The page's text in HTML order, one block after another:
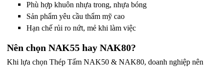
Phù hợp khuôn nhựa trong, nhựa bóng
Sản phẩm yêu cầu thẩm mỹ cao
Hạn chế rủi ro nứt, mẻ khi làm việc
Nên chọn NAK55 hay NAK80?
Khi lựa chọn Thép Tấm NAK50 & NAK80, doanh nghiệp nên